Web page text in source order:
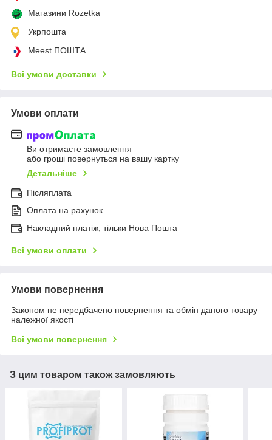
Магазини Rozetka
Укрпошта
Meest ПОШТА
Всі умови доставки
Умови оплати
Ви отримаєте замовлення
або гроші повернуться на вашу картку
Детальніше
Післяплата
Оплата на рахунок
Накладний платіж, тільки Нова Пошта
Всі умови оплати
Умови повернення
Законом не передбачено повернення та обмін даного товару
належної якості
Всі умови повернення
З цим товаром також замовляють